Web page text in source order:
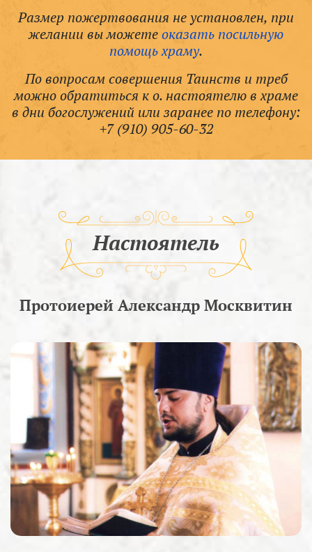
Размер пожертвования не установлен, при
желании вы можетеоказать посильную
помощь храму.
По вопросам совершения Таинств и треб
можно обратиться к о. настоятелю в храме
в дни богослужений или заранее по телефону:
+7 (910) 905-60-32
Настоятель
Протоиерей Александр Москвитин